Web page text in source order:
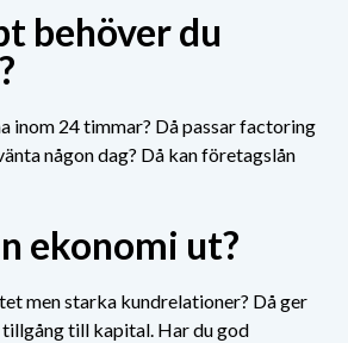
behöver du
inom 24 timmar? Då passar factoring
någon dag? Då kan företagslån
ekonomi ut?
men starka kundrelationer? Då ger
till kapital. Har du god